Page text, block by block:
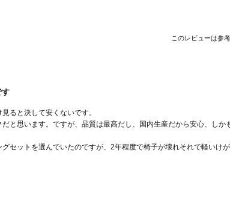
このレビューは参
す
ると決して安くないです。
と思います。ですが、品質は最高だし、国内生産だから安心、しか
セットを選んでいたのですが、2年程度で椅子が壊れそれで軽いけ
のはどれもしっかりとした設計のものばかりで、綺麗な木目のダイニ